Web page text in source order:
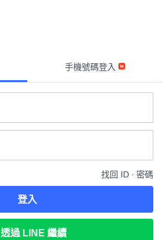
手機號碼登入
找回 ID ∙ 密碼
登入
透過 LINE 繼續